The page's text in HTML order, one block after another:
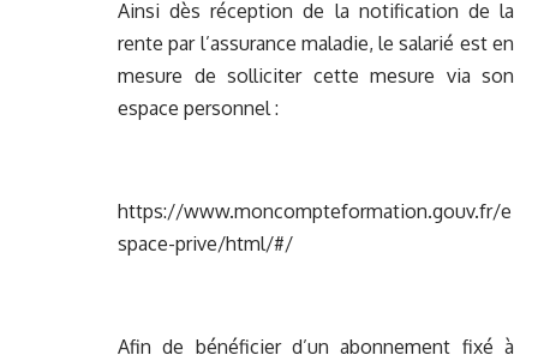
Ainsi dès réception de la notification de la
rente par l’assurance maladie, le salarié est en
mesure de solliciter cette mesure via son
espace personnel :
https://www.moncompteformation.gouv.fr/e
space-prive/html/#/
Afin de bénéficier d’un abonnement fixé à